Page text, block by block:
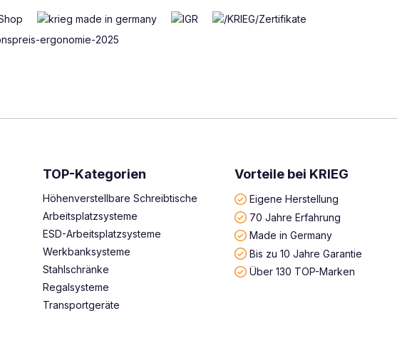
TOP-Kategorien
Höhenverstellbare Schreibtische
Arbeitsplatzsysteme
ESD-Arbeitsplatzsysteme
Werkbanksysteme
Stahlschränke
Regalsysteme
Transportgeräte
Vorteile bei KRIEG
Eigene Herstellung
70 Jahre Erfahrung
Made in Germany
Bis zu 10 Jahre Garantie
Über 130 TOP-Marken